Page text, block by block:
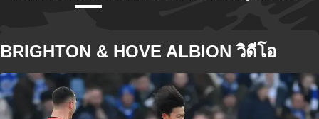
BRIGHTON & HOVE ALBION วิดีโอ